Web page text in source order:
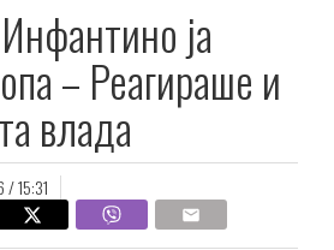
ја
– Реагираше и
влада
/ 15:31